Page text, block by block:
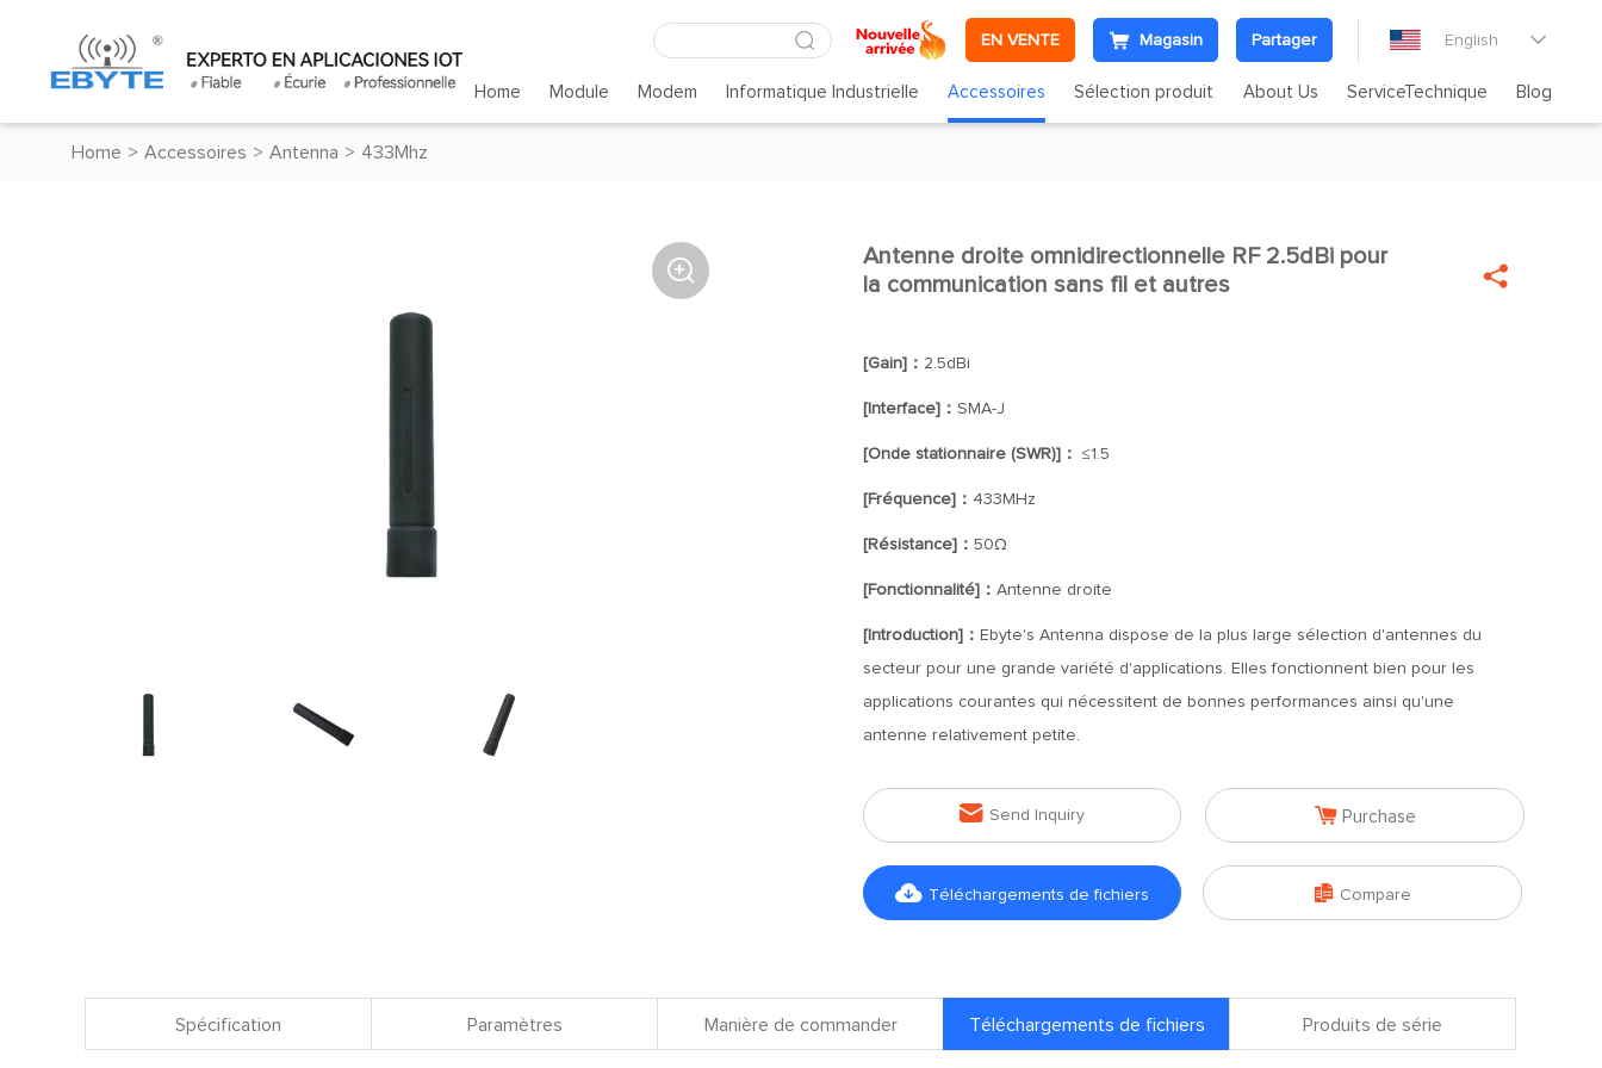
EN VENTE Magasin Partager English 
Home Module Modem Informatique Industrielle Accessoires Sélection produit About Us ServiceTechnique Blog
Home > Accessoires > Antenna > 433Mhz
 
Antenne droite omnidirectionnelle RF 2.5dBi pour
la communication sans fil et autres

[Gain]： 2.5dBi
[Interface]： SMA-J
[Onde stationnaire (SWR)]： ≤1.5
[Fréquence]： 433MHz
[Résistance]： 50Ω
[Fonctionnalité]： Antenne droite
[Introduction]： Ebyte's Antenna dispose de la plus large sélection d'antennes du
secteur pour une grande variété d'applications. Elles fonctionnent bien pour les
applications courantes qui nécessitent de bonnes performances ainsi qu'une
antenne relativement petite.
 Send Inquiry  Purchase
 Téléchargements de fichiers  Compare
Spécification Paramètres Manière de commander Téléchargements de fichiers Produits de série